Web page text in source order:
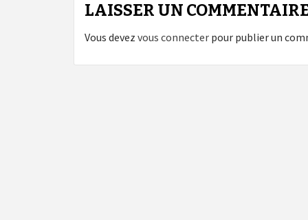
LAISSER UN
Vous devez vous connecter pour publier un